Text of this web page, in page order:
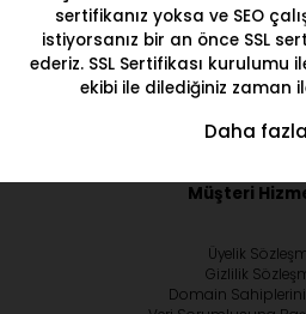
sertifikanız yoksa ve SEO
istiyorsanız bir an önce SSL
ederiz. SSL Sertifikası kurulumu
ekibi ile dilediğiniz zaman
Daha fazla
Müşteri
Üyelik
Gizlilik
Domain